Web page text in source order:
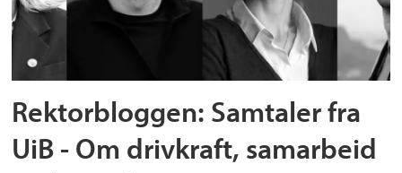
Rektorbloggen: Samtaler fra
UiB - Om drivkraft, samarbeid